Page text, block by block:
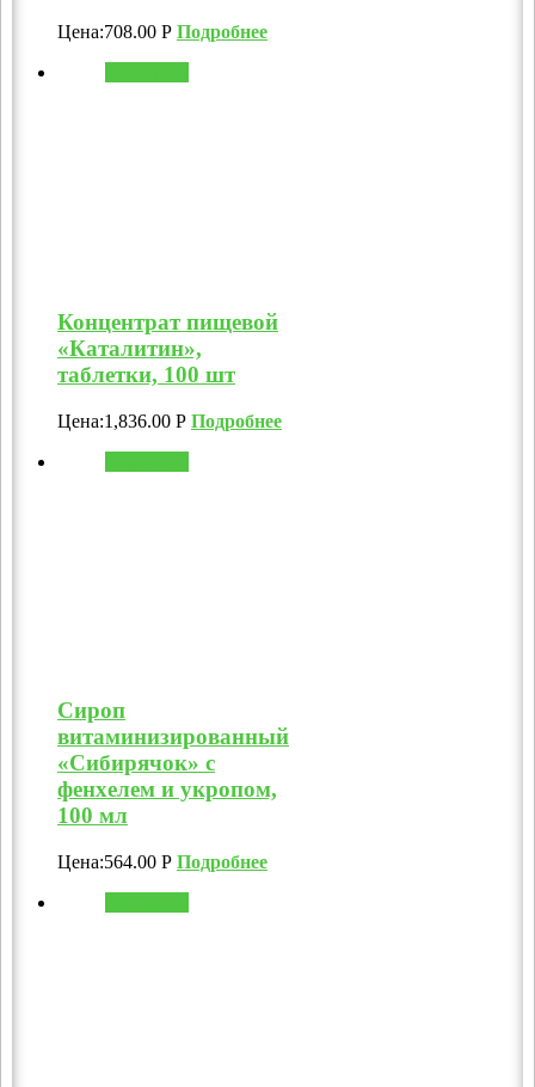
Цена:708.00 Р Подробнее
Концентрат пищевой
«Каталитин»,
таблетки, 100 шт
Цена:1,836.00 Р Подробнее
Сироп
витаминизированный
«Сибирячок» с
фенхелем и укропом,
100 мл
Цена:564.00 Р Подробнее